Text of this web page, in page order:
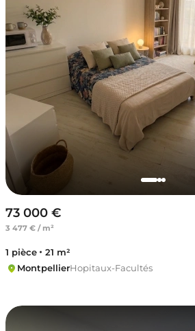
73 000 €
3 477 € / m²
1 pièce
21 m²
MontpellierHopitaux-Facultés